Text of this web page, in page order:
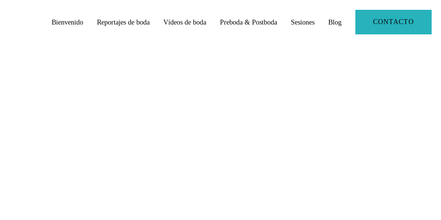
Bienvenido Reportajes de boda Vídeos de boda Preboda & Postboda Sesiones Blog CONTACTO